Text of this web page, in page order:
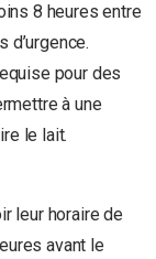
8 heures entre
d’urgence.
pour des
à une
le lait.
leur horaire de
avant le